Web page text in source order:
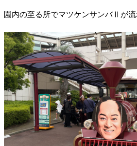
園内の至る所でマツケンサンバⅡが流